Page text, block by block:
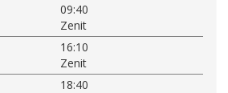
09:40
Zenit
16:10
Zenit
18:40